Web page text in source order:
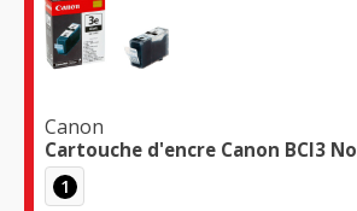
Canon
Cartouche d'encre Canon BCI3
1